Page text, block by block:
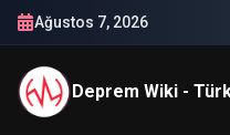
Ağustos 7, 2026
Deprem Wiki -